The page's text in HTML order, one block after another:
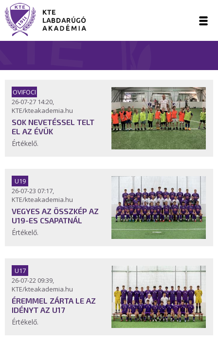
OVIFOCI
26-07-27 14:20,
KTE/kteakademia.hu
SOK NEVETÉSSEL TELT
EL AZ ÉVÜK
Értékelő.
U19
26-07-23 07:17,
KTE/kteakademia.hu
VEGYES AZ ÖSSZKÉP AZ
U19-ES CSAPATNÁL
Értékelő.
U17
26-07-22 09:39,
KTE/kteakademia.hu
ÉREMMEL ZÁRTA LE AZ
IDÉNYT AZ U17
Értékelő.